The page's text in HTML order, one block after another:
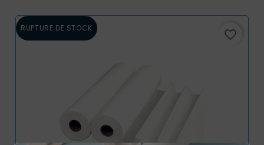
RUPTURE DE STOCK favorite_border